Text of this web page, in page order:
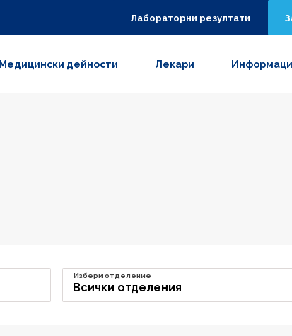
Лабораторни резултати
Медицински дейности Лекари
Всички отделения
Избери отделение